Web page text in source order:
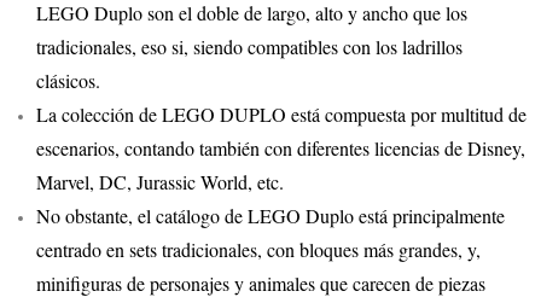
LEGO Duplo son el doble de largo, alto y ancho que los
tradicionales, eso si, siendo compatibles con los ladrillos
clásicos.
La colección de LEGO DUPLO está compuesta por multitud de
escenarios, contando también con diferentes licencias de Disney,
Marvel, DC, Jurassic World, etc.
No obstante, el catálogo de LEGO Duplo está principalmente
centrado en sets tradicionales, con bloques más grandes, y,
minifiguras de personajes y animales que carecen de piezas